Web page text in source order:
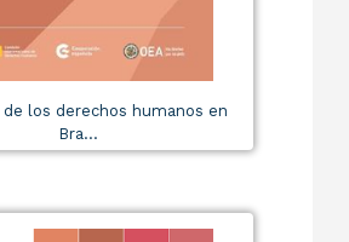
los derechos humanos en
Bra...